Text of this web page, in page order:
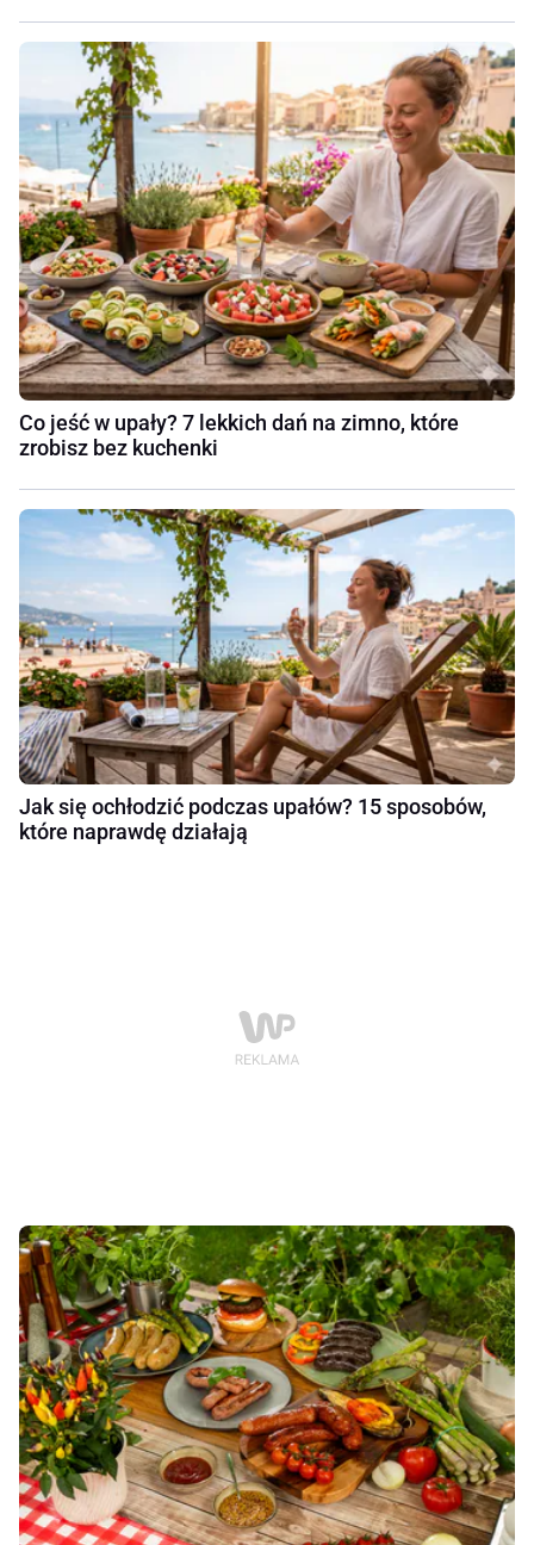
Co jeść w upały? 7 lekkich dań na zimno, które
zrobisz bez kuchenki
Jak się ochłodzić podczas upałów? 15 sposobów,
które naprawdę działają